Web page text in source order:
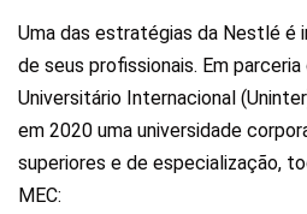
Uma das estratégias da Nestlé é
de seus profissionais. Em
Universitário Internacional
em 2020 uma universidade
superiores e de especialização,
MEC: